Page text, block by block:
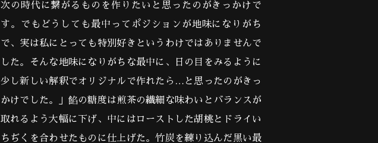
次の時代に繋がるものを作りたいと思ったのがきっかけで
す。でもどうしても最中ってポジションが地味になりがち
で、実は私にとっても特別好きというわけではありませんで
した。そんな地味になりがちな最中に、日の目をみるように
少し新しい解釈でオリジナルで作れたら…と思ったのがきっ
かけでした。」餡の糖度は煎茶の繊細な味わいとバランスが
取れるよう大幅に下げ、中にはローストした胡桃とドライい
ちぢくを合わせたものに仕上げた。竹炭を練り込んだ黒い最